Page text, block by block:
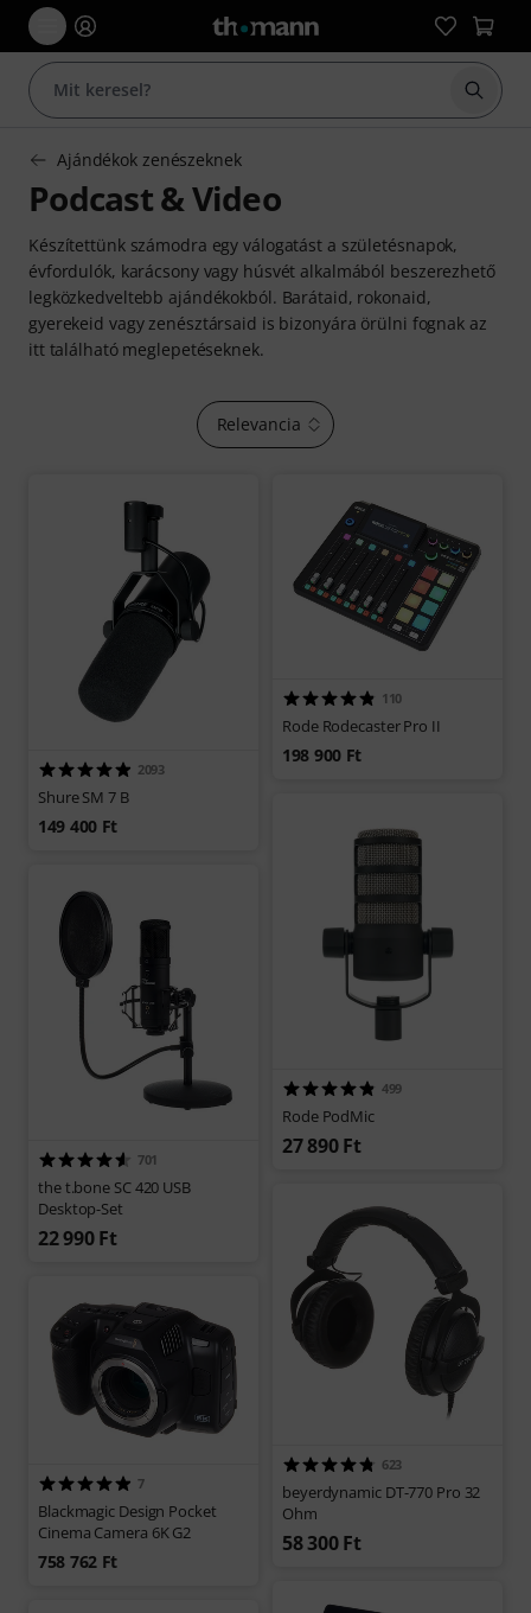
Ajándékok zenészeknek
Podcast & Video
Készítettünk számodra egy válogatást a születésnapok,
évfordulók, karácsony vagy húsvét alkalmából beszerezhető
legközkedveltebb ajándékokból. Barátaid, rokonaid,
gyerekeid vagy zenésztársaid is bizonyára örülni fognak az
itt található meglepetéseknek.
Relevancia
2093
Shure SM 7 B
149 400 Ft
110
Rode Rodecaster Pro II
198 900 Ft
701
the t.bone SC 420 USB
Desktop-Set
22 990 Ft
499
Rode PodMic
27 890 Ft
7
Blackmagic Design Pocket
Cinema Camera 6K G2
758 762 Ft
623
beyerdynamic DT-770 Pro 32
Ohm
58 300 Ft